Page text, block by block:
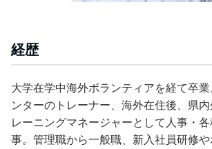
経歴
大学在学中海外ボランティアを経て卒
ンターのトレーナー、海外在住後、県
レーニングマネージャーとして人事・
事。管理職から一般職、新入社員研修